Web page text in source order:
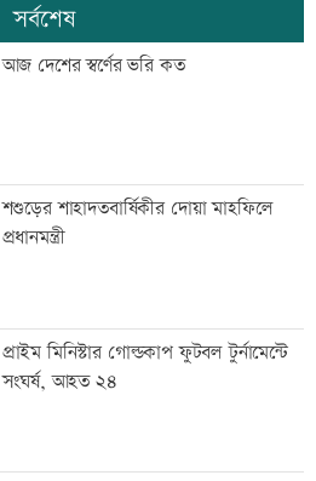
সর্বশেষ
আজ দেশের স্বর্ণের ভরি কত
শশুড়ের শাহাদতবার্ষিকীর দোয়া মাহফিলে
প্রধানমন্ত্রী
প্রাইম মিনিস্টার গোল্ডকাপ ফুটবল টুর্নামেন্টে
সংঘর্ষ, আহত ২৪